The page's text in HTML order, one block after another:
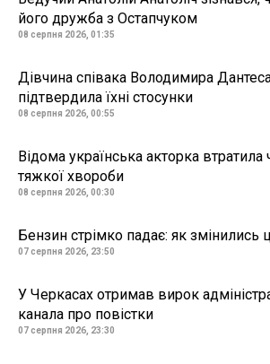
його дружба з Остапчуком
08 серпня 2026, 01:35
Дівчина співака Володимира
підтвердила їхні стосунки
08 серпня 2026, 00:55
Відома українська акторка втратила
тяжкої хвороби
08 серпня 2026, 00:30
Бензин стрімко падає: як змінились
07 серпня 2026, 23:50
У Черкасах отримав вирок
канала про повістки
07 серпня 2026, 23:30